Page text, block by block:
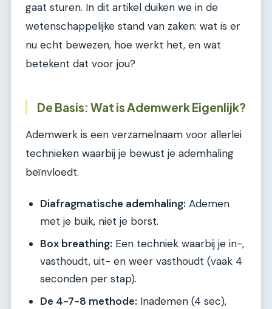
gaat sturen. In dit artikel duiken we in de
wetenschappelijke stand van zaken: wat is er
nu echt bewezen, hoe werkt het, en wat
betekent dat voor jou?
De Basis: Wat is Ademwerk Eigenlijk?
Ademwerk is een verzamelnaam voor allerlei
technieken waarbij je bewust je ademhaling
beïnvloedt.
Diafragmatische ademhaling: Ademen
met je buik, niet je borst.
Box breathing: Een techniek waarbij je in-,
vasthoudt, uit- en weer vasthoudt (vaak 4
seconden per stap).
De 4-7-8 methode: Inademen (4 sec),